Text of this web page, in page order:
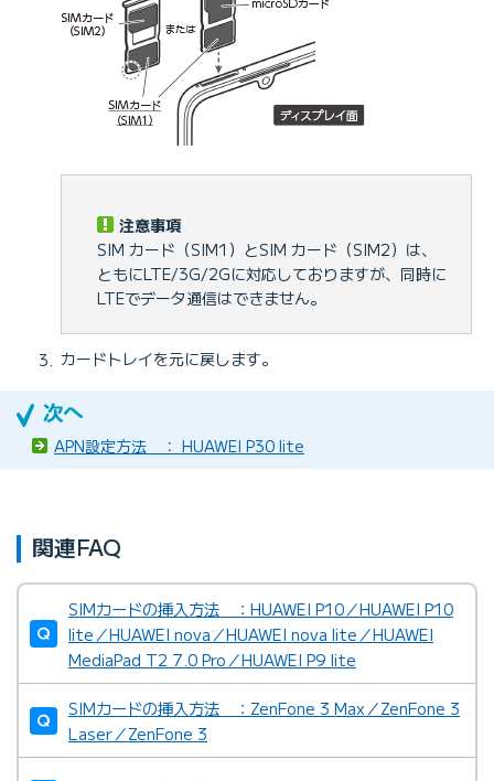
注意事項
SIM カード（SIM1）とSIM カード（SIM2）は、
ともにLTE/3G/2Gに対応しておりますが、同時に
LTEでデータ通信はできません。
カードトレイを元に戻します。
APN設定方法 ： HUAWEI P30 lite
関連FAQ
SIMカードの挿入方法 ：HUAWEI P10／HUAWEI P10
lite／HUAWEI nova／HUAWEI nova lite／HUAWEI
MediaPad T2 7.0 Pro／HUAWEI P9 lite
SIMカードの挿入方法 ：ZenFone 3 Max／ZenFone 3
Laser／ZenFone 3